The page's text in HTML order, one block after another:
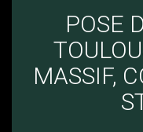
POSE
MASSIF,